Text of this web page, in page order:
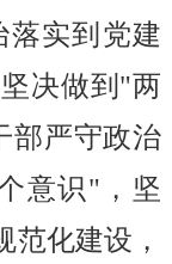
落实到党建
决做到"两
部严守政治
意识"，坚
化建设，